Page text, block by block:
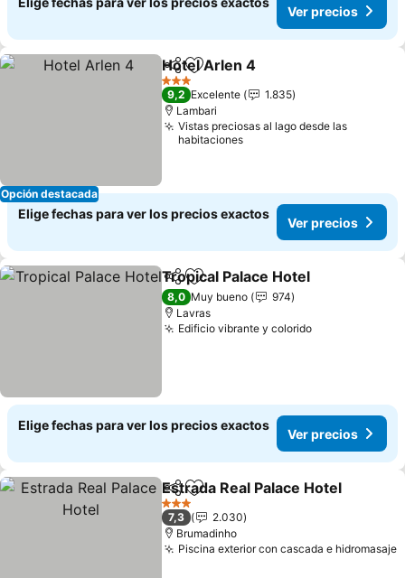
Ver precios
Opción destacada
CompartirAgregar a favoritos
Hotel Arlen 4
3 Estrellas
9,2 Excelente
1.835
Lambari
Vistas preciosas al lago desde las
habitaciones
Elige fechas para ver los precios exactos
Ver precios
Compartir
Agregar a favoritos
Tropical Palace Hotel
8,0 Muy bueno
974
Lavras
Edificio vibrante y coloridoVer precios
Elige fechas para ver los precios exactos
Ver precios
CompartirAgregar a favoritos
Estrada Real Palace Hotel
3 Estrellas
7,3
2.030
Brumadinho
Piscina exterior con cascada e hidromasaje